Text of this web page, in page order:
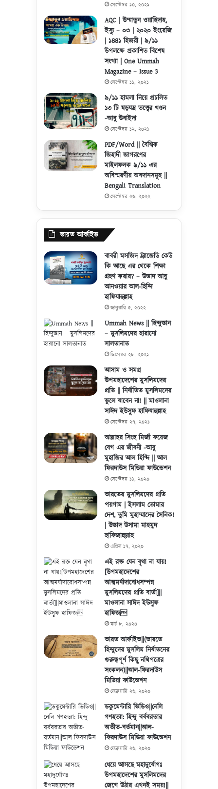
সেপ্টেম্বর ১০, ২০২১
AQC | উম্মাতুন ওয়াহিদাহ,
ইস্যু – ০৩ | ২০২০ ইংরেজি
| ১৪৪১ হিজরী | ৯/১১
উপলক্ষে প্রকাশিত বিশেষ
সংখ্যা | One Ummah
Magazine – Issue 3
সেপ্টেম্বর ১১, ২০২১
৯/১১ হামলা নিয়ে প্রচলিত
১৩ টি ষড়যন্ত্র তত্ত্বের খণ্ডন
-আবু উবাইদা
সেপ্টেম্বর ১২, ২০২১
PDF/Word || বৈশ্বিক
জিহাদী জাগরণের
মাইলফলক ৯/১১ এর
অবিস্মরণীয় অবদানসমূহ ||
Bengali Translation
সেপ্টেম্বর ২৬, ২০২২
ভারত আর্কাইভ
বাবরী মসজিদ ট্র্যাজেডি কেউ
কি আছে এর থেকে শিক্ষা
গ্রহণ করার? – উস্তাদ আবু
আনওয়ার আল-হিন্দি
হাফিযাহুল্লাহ
জানুয়ারি ৫, ২০২২
Ummah News || হিন্দুস্তান
– মুসলিমদের হারানো
সালতানাত
ডিসেম্বর ২৮, ২০২১
আসাম ও সমগ্র
উপমহাদেশের মুসলিমদের
প্রতি || নির্যাতিত মুসলিমদের
ভুলে যাবেন না! || মাওলানা
সাঈদ ইউসুফ হাফিযাহুল্লাহ
সেপ্টেম্বর ২৭, ২০২১
আল্লাহর সিংহ মির্জা ফয়েজ
বেগ এর জীবনী -আবু
মুহাজির আল হিণ্দি || আল
ফিরদাউস মিডিয়া ফাউন্ডেশন
সেপ্টেম্বর ১১, ২০২০
ভারতের মুসলিমদের প্রতি
পয়গাম | ইসলাম তোমার
দেশ, তুমি মুহাম্মাদের সৈনিক!
| উস্তাদ উসামা মাহমুদ
হাফিজাহুল্লাহ
এপ্রিল ১৭, ২০২০
এই রক্ত যেন বৃথা না যায়!
[উপমহাদেশের
আত্মমর্যাদাবোধসম্পন্ন
মুসলিমদের প্রতি বার্তা]||
মাওলানা সাঈদ ইউসুফ
হাফিজ
মার্চ ৮, ২০২০
ভারত আর্কাইভ||(ভারতে
হিন্দুদের মুসলিম নির্যাতনের
গুরুত্বপূর্ণ কিছু নথিপত্রের
সংকলন)||আল-ফিরদাউস
মিডিয়া ফাউন্ডেশন
ফেব্রুয়ারি ২৬, ২০২০
ডকুমেন্টারি ভিডিও||নেলি
গণহত্যা: হিন্দু বর্ববরতার
অতীত-বর্তমান||আল-
ফিরদাউস মিডিয়া ফাউন্ডেশন
ফেব্রুয়ারি ২৬, ২০২০
ধেয়ে আসছে মহাদুর্যোগঃ
উপমহাদেশের মুসলিমদের
জেগে উঠার এখনই সময়!||